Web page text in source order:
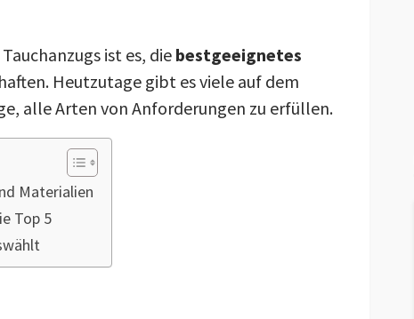
ist es, die bestgeeignetes
Heutzutage gibt es viele auf dem
alle Arten von Anforderungen zu erfüllen.
Materialien
Top 5